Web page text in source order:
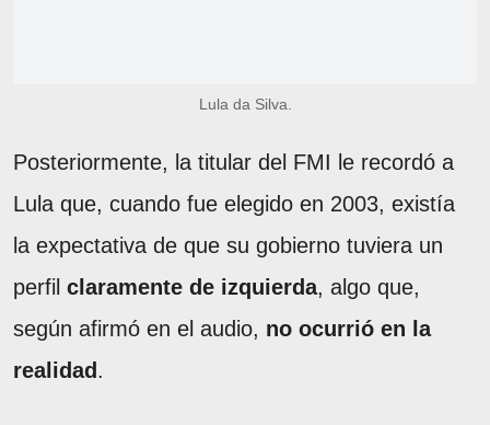
Lula da Silva.
Posteriormente, la titular del FMI le recordó a
Lula que, cuando fue elegido en 2003, existía
la expectativa de que su gobierno tuviera un
perfil claramente de izquierda, algo que,
según afirmó en el audio, no ocurrió en la
realidad .